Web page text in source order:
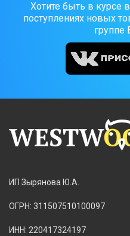
Хотите быть в курсе
поступлениях новых
группе
ИП Зырянова Ю.А.
ОГРН: 311507510100097
ИНН: 220417324197